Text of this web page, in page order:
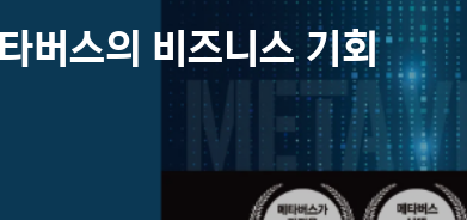
버스의 비즈니스 기회